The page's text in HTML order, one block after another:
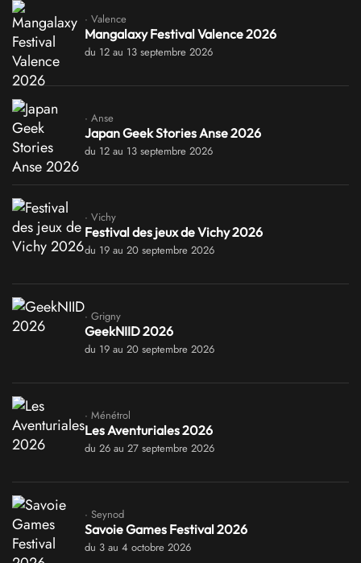
· Valence
Mangalaxy Festival Valence 2026
du 12 au 13 septembre 2026
· Anse
Japan Geek Stories Anse 2026
du 12 au 13 septembre 2026
· Vichy
Festival des jeux de Vichy 2026
du 19 au 20 septembre 2026
· Grigny
GeekNIID 2026
du 19 au 20 septembre 2026
· Ménétrol
Les Aventuriales 2026
du 26 au 27 septembre 2026
· Seynod
Savoie Games Festival 2026
du 3 au 4 octobre 2026